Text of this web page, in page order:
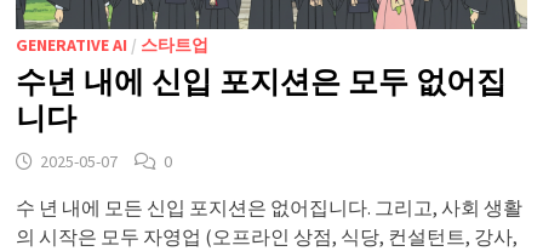
GENERATIVE AI / 스타트업
수년 내에 신입 포지션은 모두 없어집
니다
2025-05-07 0
수 년 내에 모든 신입 포지션은 없어집니다. 그리고, 사회 생활
의 시작은 모두 자영업 (오프라인 상점, 식당, 컨설턴트, 강사,